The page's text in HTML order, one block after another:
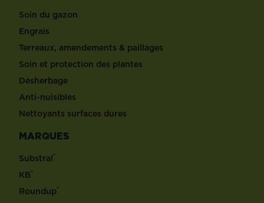
Soin du gazon
Engrais
Terreaux, amendements & paillages
Soin et protection des plantes
Désherbage
Anti-nuisibles
Nettoyants surfaces dures
MARQUES
Substral®
KB®
Roundup®